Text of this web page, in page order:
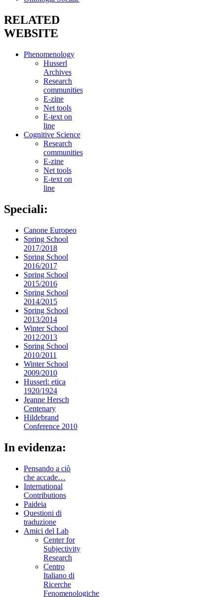
RELATED
WEBSITE
Phenomenology
Husserl
Archives
Research
communities
E-zine
Net tools
E-text on
line
Cognitive Science
Research
communities
E-zine
Net tools
E-text on
line
Speciali:
Canone Europeo
Spring School
2017/2018
Spring School
2016/2017
Spring School
2015/2016
Spring School
2014/2015
Spring School
2013/2014
Winter School
2012/2013
Spring School
2010/2011
Winter School
2009/2010
Husserl: etica
1920/1924
Jeanne Hersch
Centenary
Hildebrand
Conference 2010
In evidenza:
Pensando a ciò
che accade…
International
Contributions
Paideia
Questioni di
traduzione
Amici del Lab
Center for
Subjectivity
Research
Centro
Italiano di
Ricerche
Fenomenologiche